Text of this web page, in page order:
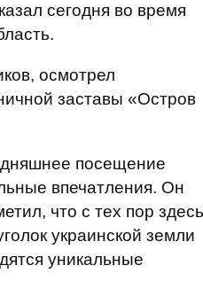
сегодня во время
осмотрел
заставы «Остров
посещение
впечатления. Он
что с тех пор здесь
украинской земли
уникальные